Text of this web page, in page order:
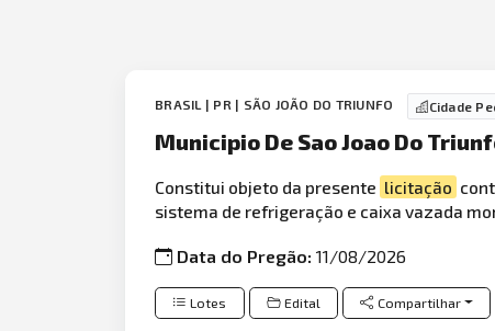
BRASIL | PR | SÃO JOÃO DO TRIUNFO Cidade
Municipio De Sao Joao Do
Constitui objeto da presente licitação
sistema de refrigeração e caixa vazada
Data do Pregão:11/08/2026
Lotes Edital Compartilhar